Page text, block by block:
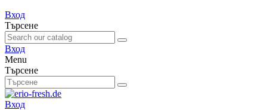
Вход
Търсене
Вход
Menu
Търсене
Вход